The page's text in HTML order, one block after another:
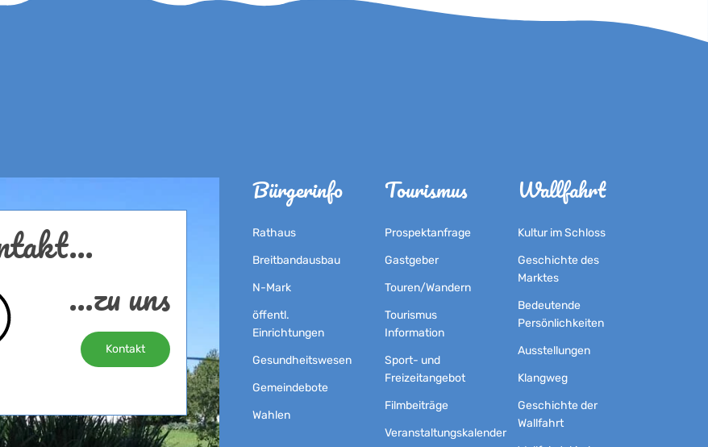
...zu uns
Kontakt
Bürgerinfo
Rathaus
Breitbandausbau
N-Mark
öffentl.
Einrichtungen
Gesundheitswesen
Gemeindebote
Wahlen
Tourismus
Prospektanfrage
Gastgeber
Touren/Wandern
Tourismus
Information
Sport- und
Freizeitangebot
Filmbeiträge
Veranstaltungskalender
Wallfahrt
Kultur im Schloss
Geschichte des
Marktes
Bedeutende
Persönlichkeiten
Ausstellungen
Klangweg
Geschichte der
Wallfahrt